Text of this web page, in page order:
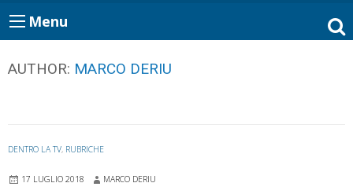
Menu
AUTHOR: MARCO DERIU
DENTRO LA TV, RUBRICHE
17 LUGLIO 2018 MARCO DERIU